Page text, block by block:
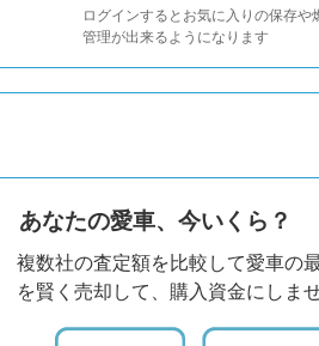
ログインするとお気に入りの保存や
管理が出来るようになります
あなたの愛車、今いくら？
複数社の査定額を比較して愛車の
を賢く売却して、購入資金にしま